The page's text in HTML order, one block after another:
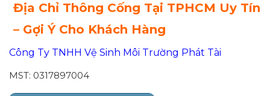
Địa Chỉ Thông Cống Tại TPHCM Uy Tín
– Gợi Ý Cho Khách Hàng
Công Ty TNHH Vệ Sinh Môi Trường Phát Tài
MST: 0317897004